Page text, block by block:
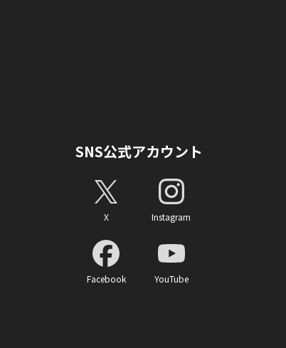
SNS公式アカウント
X Instagram
Facebook YouTube